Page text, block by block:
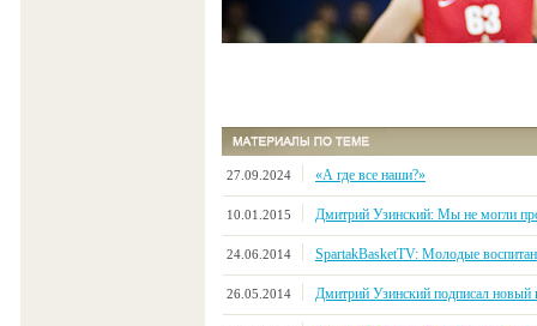
27.09.2024 «А где все наши?»
10.01.2015 Дмитрий Узинский: Мы не могли
24.06.2014 SpartakBasketTV: Молодые
26.05.2014 Дмитрий Узинский подписал новый